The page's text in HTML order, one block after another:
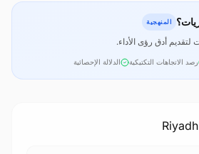
المنهجية
رصد الاتجاهات التكتيكية الدلالة الإحصائية